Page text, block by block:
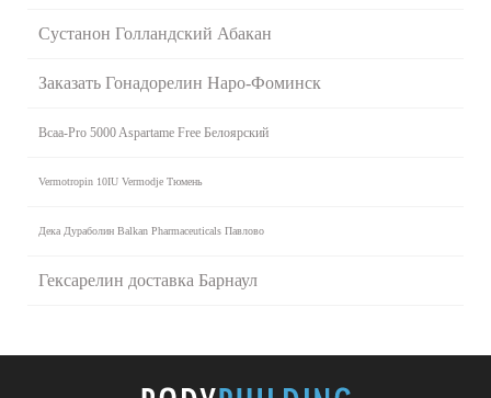
Сустанон Голландский Абакан
Заказать Гонадорелин Наро-Фоминск
Bcaa-Pro 5000 Aspartame Free Белоярский
Vermotropin 10IU Vermodje Тюмень
Дека Дураболин Balkan Pharmaceuticals Павлово
Гексарелин доставка Барнаул